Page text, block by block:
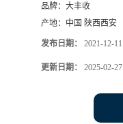
品牌： 大丰收
产地： 中国 陕西西安
发布日期： 2021-12-11
更新日期： 2025-02-27